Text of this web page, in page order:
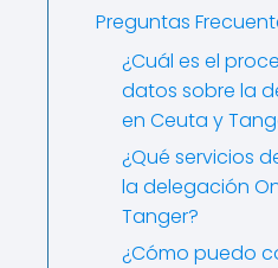
Preguntas
¿Cuál es el
datos sobre la
en Ceuta y
¿Qué servicios
la delegación
Tanger?
¿Cómo puedo